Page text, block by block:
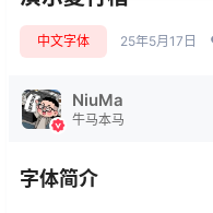
中文字体 25年5月17日
NiuMa
牛马本马
字体简介